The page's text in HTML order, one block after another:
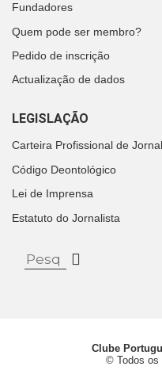
Fundadores
Quem pode ser membro?
Pedido de inscrição
Actualização de dados
LEGISLAÇÃO
Carteira Profissional de
Código Deontológico
Lei de Imprensa
Estatuto do Jornalista
Clube
© Todos os